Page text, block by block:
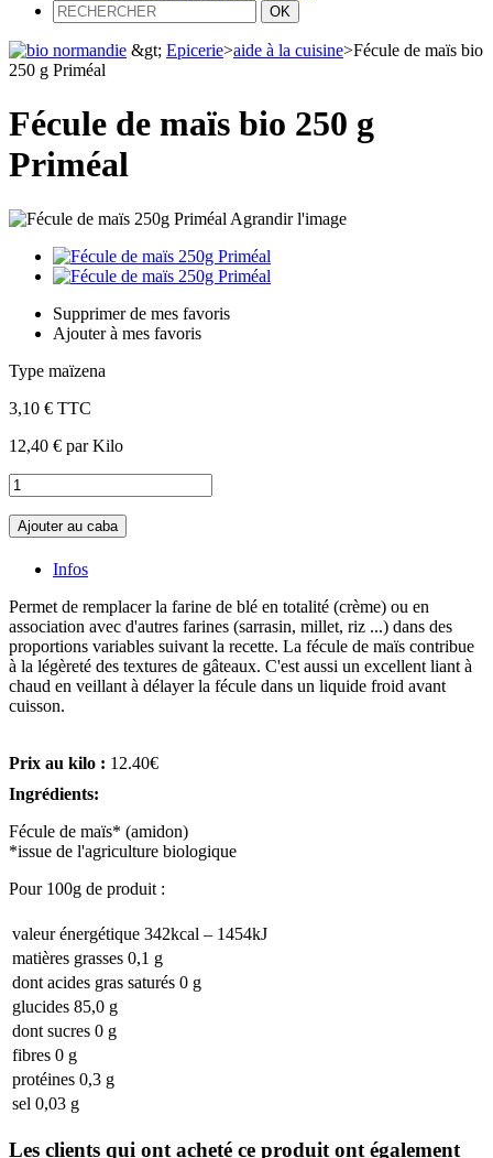
&gt; Epicerie>aide à la cuisine>Fécule de maïs bio
250 g Priméal
Fécule de maïs bio 250 g
Priméal
Agrandir l'image
Supprimer de mes favoris
Ajouter à mes favoris
Type maïzena
3,10 € TTC
12,40 € par Kilo
Ajouter au caba
Infos
Permet de remplacer la farine de blé en totalité (crème) ou en
association avec d'autres farines (sarrasin, millet, riz ...) dans des
proportions variables suivant la recette. La fécule de maïs contribue
à la légèreté des textures de gâteaux. C'est aussi un excellent liant à
chaud en veillant à délayer la fécule dans un liquide froid avant
cuisson.
Prix au kilo : 12.40€
Ingrédients:
Fécule de maïs* (amidon)
*issue de l'agriculture biologique
Pour 100g de produit :
valeur énergétique 342kcal – 1454kJ
matières grasses 0,1 g
dont acides gras saturés 0 g
glucides 85,0 g
dont sucres 0 g
fibres 0 g
protéines 0,3 g
sel 0,03 g
Les clients qui ont acheté ce produit ont également